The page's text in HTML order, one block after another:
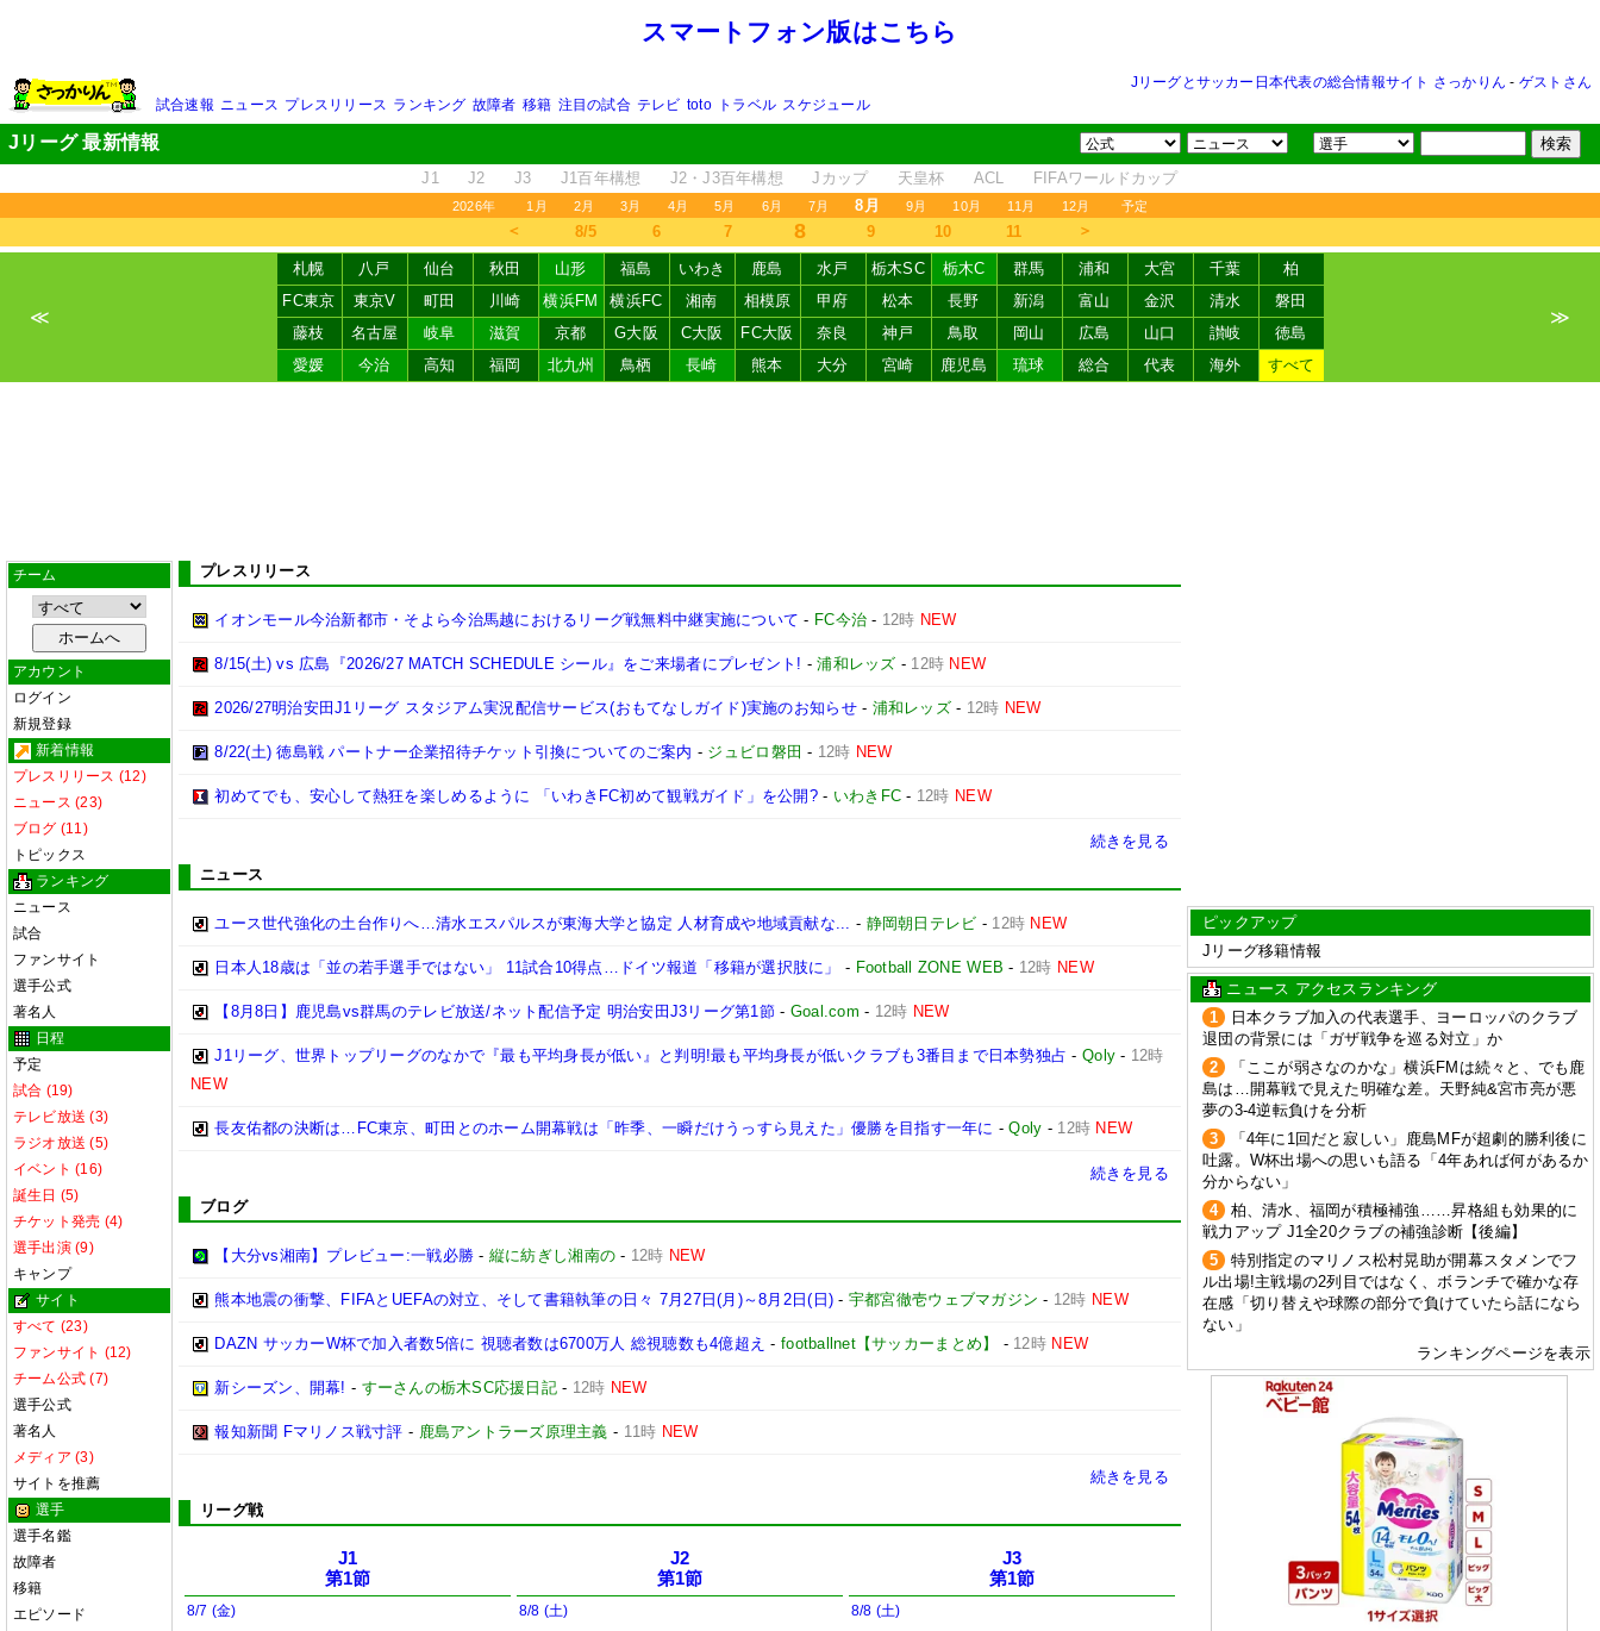
スマートフォン版はこちら
Jリーグとサッカー日本代表の総合情報サイト さっかりん - ゲストさん
試合速報 ニュース プレスリリース ランキング 故障者 移籍 注目の試合 テレビ toto トラベル スケジュール
Jリーグ 最新情報
J1 J2 J3 J1百年構想 J2・J3百年構想 Jカップ 天皇杯 ACL FIFAワールドカップ
2026年 1月 2月 3月 4月 5月 6月 7月 8月 9月 10月 11月 12月 予定
＜ 8/5 6 7 8 9 10 11 ＞
≪
札幌 八戸 仙台 秋田 山形 福島 いわき 鹿島 水戸 栃木SC 栃木C 群馬 浦和 大宮 千葉
柏
FC東京
東京V 町田 川崎 横浜FM 横浜FC 湘南 相模原 甲府 松本 長野 新潟 富山 金沢 清水
磐田
藤枝
名古屋 岐阜 滋賀 京都 G大阪 C大阪 FC大阪 奈良 神戸 鳥取 岡山 広島 山口 讃岐
徳島
愛媛
今治 高知 福岡 北九州 鳥栖 長崎 熊本 大分 宮崎 鹿児島 琉球 総合 代表 海外 すべて
≫
チーム
アカウント
ログイン
新規登録
新着情報
プレスリリース (12)
ニュース (23)
ブログ (11)
トピックス
ランキング
ニュース
試合
ファンサイト
選手公式
著名人
日程
予定
試合 (19)
テレビ放送 (3)
ラジオ放送 (5)
イベント (16)
誕生日 (5)
チケット発売 (4)
選手出演 (9)
キャンプ
サイト
すべて (23)
ファンサイト (12)
チーム公式 (7)
選手公式
著名人
メディア (3)
サイトを推薦
選手
選手名鑑
故障者
移籍
エピソード
プレスリリース
イオンモール今治新都市・そよら今治馬越におけるリーグ戦無料中継実施について - FC今治 - 12時 NEW
8/15(土) vs 広島『2026/27 MATCH SCHEDULE シール』をご来場者にプレゼント! -浦和レッズ - 12時 NEW
2026/27明治安田J1リーグ スタジアム実況配信サービス(おもてなしガイド)実施のお知らせ- 浦和レッズ- 12時 NEW
8/22(土) 徳島戦 パートナー企業招待チケット引換についてのご案内 - ジュビロ磐田 - 12時 NEW
初めてでも、安心して熱狂を楽しめるように 「いわきFC初めて観戦ガイド」を公開?- いわきFC - 12時 NEW
続きを見る
ニュース
ユース世代強化の土台作りへ…清水エスパルスが東海大学と協定 人材育成や地域貢献な... - 静岡朝日テレビ - 12時 NEW
日本人18歳は「並の若手選手ではない」 11試合10得点…ドイツ報道「移籍が選択肢に」 - Football ZONE WEB - 12時 NEW
【8月8日】鹿児島vs群馬のテレビ放送/ネット配信予定 明治安田J3リーグ第1節 - Goal.com - 12時 NEW
J1リーグ、世界トップリーグのなかで『最も平均身長が低い』と判明!最も平均身長が低いクラブも3番目まで日本勢独占 -Qoly - 12時
NEW
長友佑都の決断は…FC東京、町田とのホーム開幕戦は「昨季、一瞬だけうっすら見えた」優勝を目指す一年に -Qoly - 12時 NEW
続きを見る
ブログ
【大分vs湘南】プレビュー:一戦必勝 - 縦に紡ぎし湘南の - 12時 NEW
熊本地震の衝撃、FIFAとUEFAの対立、そして書籍執筆の日々 7月27日(月)～8月2日(日) - 宇都宮徹壱ウェブマガジン - 12時 NEW
DAZN サッカーW杯で加入者数5倍に 視聴者数は6700万人 総視聴数も4億超え -footballnet【サッカーまとめ】 - 12時 NEW
新シーズン、開幕! - すーさんの栃木SC応援日記- 12時 NEW
報知新聞 Fマリノス戦寸評 - 鹿島アントラーズ原理主義 - 11時 NEW
続きを見る
リーグ戦
J1
第1節
8/7 (金)
J2
第1節
8/8 (土)
J3
第1節
8/8 (土)
ピックアップ
Jリーグ移籍情報
ニュース アクセスランキング
1
日本クラブ加入の代表選手、ヨーロッパのクラブ
退団の背景には「ガザ戦争を巡る対立」か
2
「ここが弱さなのかな」横浜FMは続々と、でも鹿
島は…開幕戦で見えた明確な差。天野純&宮市亮が悪
夢の3-4逆転負けを分析
3
「4年に1回だと寂しい」鹿島MFが超劇的勝利後に
吐露。W杯出場への思いも語る「4年あれば何があるか
分からない」
4
柏、清水、福岡が積極補強……昇格組も効果的に
戦力アップ J1全20クラブの補強診断【後編】
5
特別指定のマリノス松村晃助が開幕スタメンでフ
ル出場!主戦場の2列目ではなく、ボランチで確かな存
在感「切り替えや球際の部分で負けていたら話になら
ない」
ランキングページを表示